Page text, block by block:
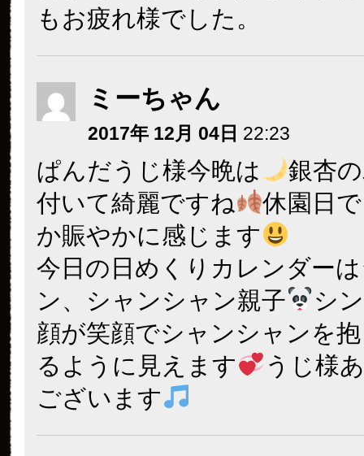
もお疲れ様でした。
ミーちゃん
2017年 12月 04日 22:23
ぱんだうじ様今晩は
銀杏
付いて綺麗ですね
休園日
か賑やかに感じます
今日の日めくりカレンダー
ン、シャンシャン親子
シ
顔が笑顔でシャンシャンを
るように見えます
うじ様
ございます